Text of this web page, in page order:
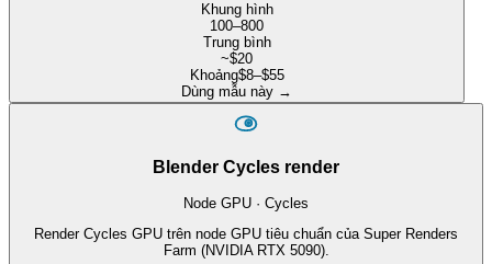
Khung hình
100–800
Trung bình
~$20
Khoảng$8–$55
Dùng mẫu này →
Blender Cycles render
Node GPU · Cycles
Render Cycles GPU trên node GPU tiêu chuẩn của Super Renders
Farm (NVIDIA RTX 5090).